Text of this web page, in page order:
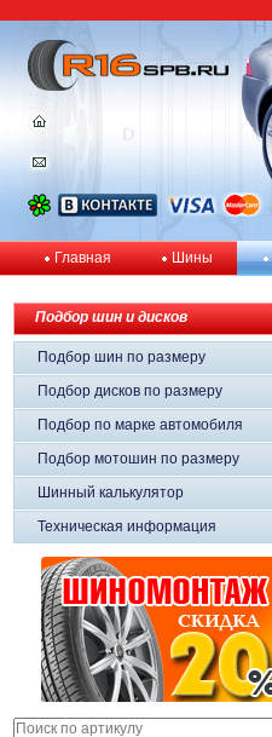
Главная Шины
Подбор шин и дисков
Подбор шин по размеру
Подбор дисков по размеру
Подбор по марке автомобиля
Подбор мотошин по размеру
Шинный калькулятор
Техническая информация